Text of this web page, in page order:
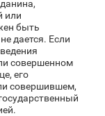
или
быть
дается. Если
совершенном
его
совершившем,